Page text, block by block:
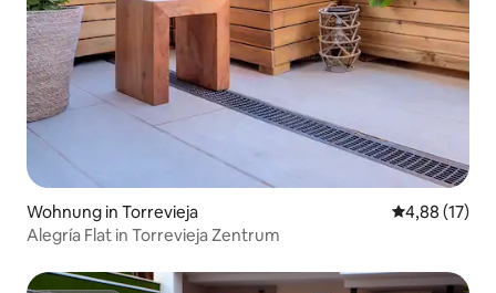
Wohnung in Torrevieja
4,88 (17)
Alegría Flat in Torrevieja Zentrum